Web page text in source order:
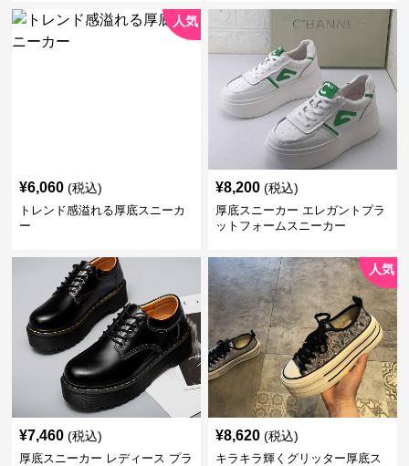
人気
¥6,060 (税込)
トレンド感溢れる厚底スニーカ
ー
¥8,200 (税込)
厚底スニーカー エレガントプラ
ットフォームスニーカー
¥7,460 (税込)
厚底スニーカー レディース プラ
人気
¥8,620 (税込)
キラキラ輝くグリッター厚底ス